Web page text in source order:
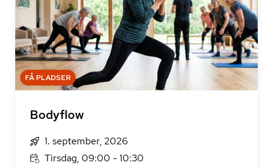
FÅ PLADSER
Bodyflow
1. september, 2026
Tirsdag, 09:00 - 10:30